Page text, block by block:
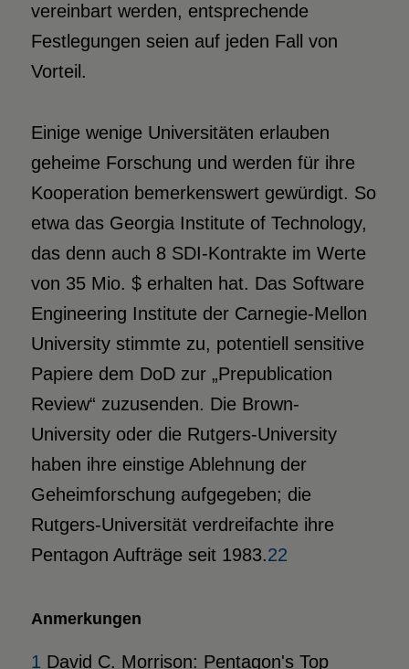
vereinbart werden, entsprechende
Festlegungen seien auf jeden Fall von
Vorteil.
Einige wenige Universitäten erlauben
geheime Forschung und werden für ihre
Kooperation bemerkenswert gewürdigt. So
etwa das Georgia Institute of Technology,
das denn auch 8 SDI-Kontrakte im Werte
von 35 Mio. $ erhalten hat. Das Software
Engineering Institute der Carnegie-Mellon
University stimmte zu, potentiell sensitive
Papiere dem DoD zur „Prepublication
Review“ zuzusenden. Die Brown-
University oder die Rutgers-University
haben ihre einstige Ablehnung der
Geheimforschung aufgegeben; die
Rutgers-Universität verdreifachte ihre
Pentagon Aufträge seit 1983.22
Anmerkungen
1 David C. Morrison: Pentagon's Top